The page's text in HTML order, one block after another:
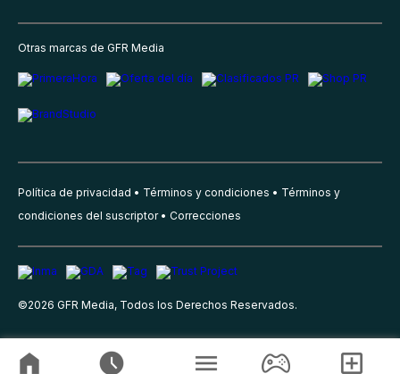
Otras marcas de GFR Media
Política de privacidad Términos y condiciones
Términos y
condiciones del suscriptor
Correcciones
©2026 GFR Media, Todos los Derechos Reservados.